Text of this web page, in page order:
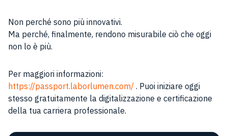
Non perché sono più innovativi.
Ma perché, finalmente, rendono misurabile ciò che oggi
non lo è più.
Per maggiori informazioni:
https://passport.laborlumen.com/ . Puoi iniziare oggi
stesso gratuitamente la digitalizzazione e certificazione
della tua carriera professionale.